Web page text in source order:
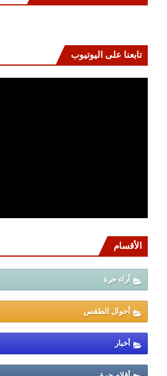
تابعنا على اليوتيوب
الأقسام
آراء حرة
أحوال الطقس
أخبار